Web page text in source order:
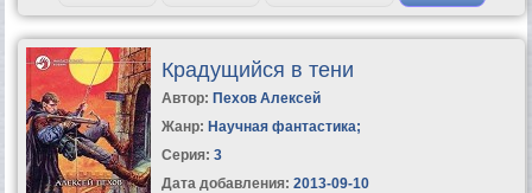
Крадущийся в тени
Автор: Пехов Алексей
Жанр: Научная фантастика;
Серия: 3
Дата добавления: 2013-09-10